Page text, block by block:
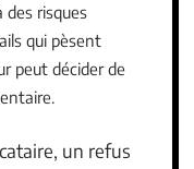
des risques
qui pèsent
peut décider de
un refus